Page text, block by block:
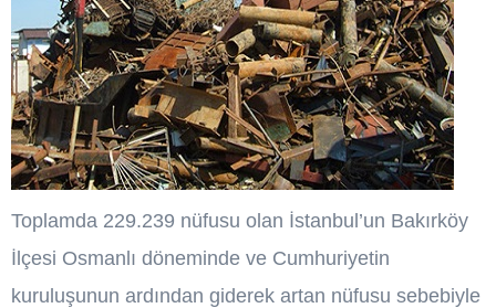
Toplamda 229.239 nüfusu olan İstanbul’un Bakırköy
İlçesi Osmanlı döneminde ve Cumhuriyetin
kuruluşunun ardından giderek artan nüfusu sebebiyle